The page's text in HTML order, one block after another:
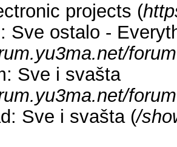
projects (
Sve ostalo -
Sve i svašta
Sve i svašta (/